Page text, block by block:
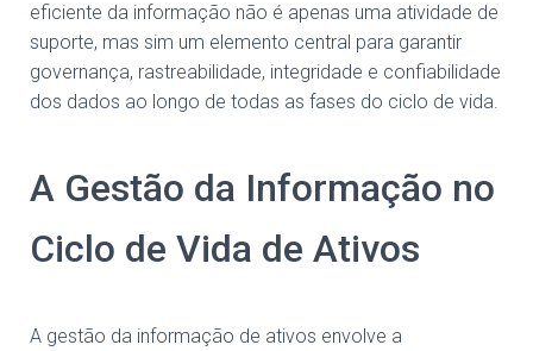
eficiente da informação não é apenas uma atividade de
suporte, mas sim um elemento central para garantir
governança, rastreabilidade, integridade e confiabilidade
dos dados ao longo de todas as fases do ciclo de vida.
A Gestão da Informação no
Ciclo de Vida de Ativos
A gestão da informação de ativos envolve a